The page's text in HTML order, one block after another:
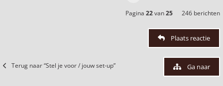
Pagina 22van25 246 berichten
Plaats reactie
Terug naar “Stel je voor / jouw set-up” Ga naar